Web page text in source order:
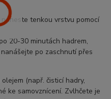
tenkou vrstvu pomocí
20-30 minutách hadrem,
po zaschnutí přes
(např. čisticí hadry,
ke samovznícení. Zvlhčete je